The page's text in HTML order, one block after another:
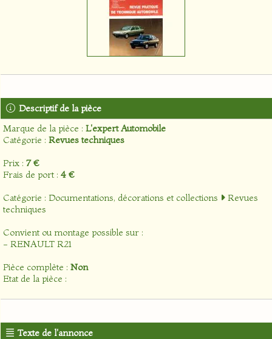
Descriptif de la pièce
Marque de la pièce : L'expert Automobile
Catégorie : Revues techniques
Prix : 7 €
Frais de port : 4 €
Catégorie : Documentations, décorations et collections
Revues
techniques
Convient ou montage possible sur :
- RENAULT R21
Pièce complète : Non
Etat de la pièce :
Texte de l'annonce